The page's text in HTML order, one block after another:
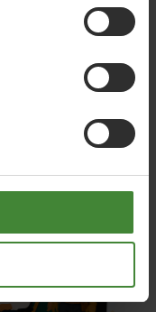
där